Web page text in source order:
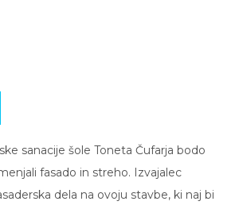
sanacije šole Toneta Čufarja bodo
fasado in streho. Izvajalec
dela na ovoju stavbe, ki naj bi